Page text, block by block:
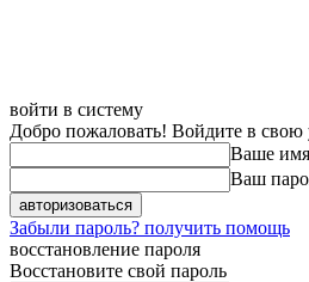
войти в систему
Добро пожаловать! Войдите в свою
Ваше имя
Ваш
Забыли пароль? получить помощь
восстановление пароля
Восстановите свой пароль